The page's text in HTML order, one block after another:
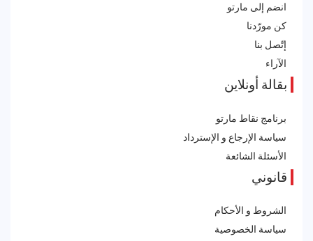
انضم إلى مارتو
كن مورّدنا
إتّصل بنا
الآراء
بقالة أونلاين
برنامج نقاط مارتو
سياسة الإرجاع و الإسترداد
الأسئلة الشائعة
قانوني
الشروط و الأحكام
سياسة الخصوصية